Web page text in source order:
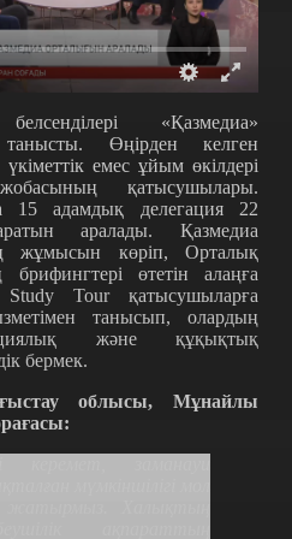
«Қазмедиа»
Өңірден келген
емес ұйым өкілдері
қатысушылары.
15 адамдық делегация 22
аралады. Қазмедиа
жұмысын көріп, Орталық
өтетін алаңға
Tour қатысушыларға
танысып, олардың
және құқықтық
бермек.
облысы, Мұнайлы